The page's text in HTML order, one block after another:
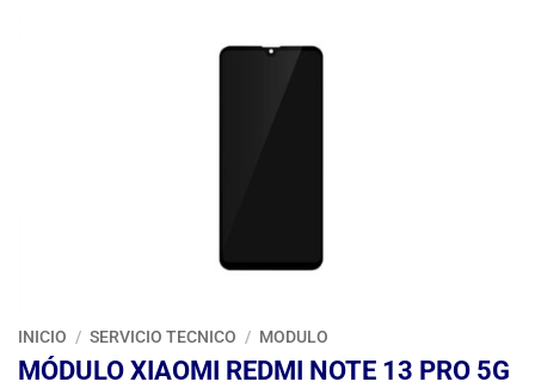
INICIO / SERVICIO TECNICO / MODULO
MÓDULO XIAOMI REDMI NOTE 13 PRO 5G